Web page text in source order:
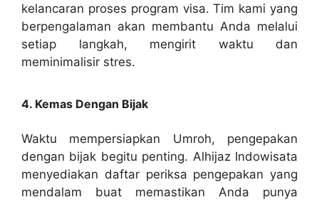
kelancaran proses program visa. Tim kami yang
berpengalaman akan membantu Anda melalui
setiap langkah, mengirit waktu dan
meminimalisir stres.
4. Kemas Dengan Bijak
Waktu mempersiapkan Umroh, pengepakan
dengan bijak begitu penting. Alhijaz Indowisata
menyediakan daftar periksa pengepakan yang
mendalam buat memastikan Anda punya